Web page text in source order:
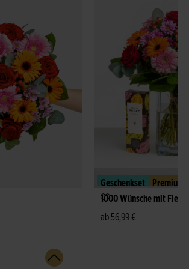
Geschenkset
Premium
1000 Wünsche mit Fleur
ab 56,99 €